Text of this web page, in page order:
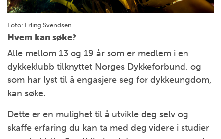
Foto: Erling Svendsen
Hvem kan søke?
Alle mellom 13 og 19 år som er medlem i en
dykkeklubb tilknyttet Norges Dykkeforbund, og
som har lyst til å engasjere seg for dykkeungdom,
kan søke.
Dette er en mulighet til å utvikle deg selv og
skaffe erfaring du kan ta med deg videre i studier